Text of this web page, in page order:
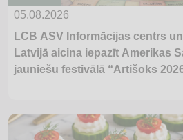
05.08.2026
LCB ASV Informācijas centrs
Latvijā aicina iepazīt Amerikas
jauniešu festivālā “Artišoks